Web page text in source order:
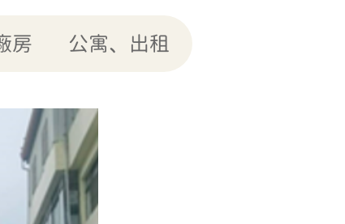
房 公寓、出租